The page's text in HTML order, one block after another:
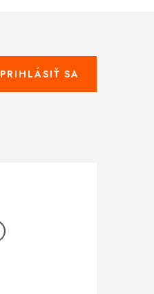
PRIHLÁSIŤ SA